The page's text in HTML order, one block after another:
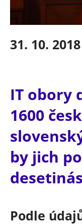
31. 10. 2018
IT obory
1600
by jich
Podle